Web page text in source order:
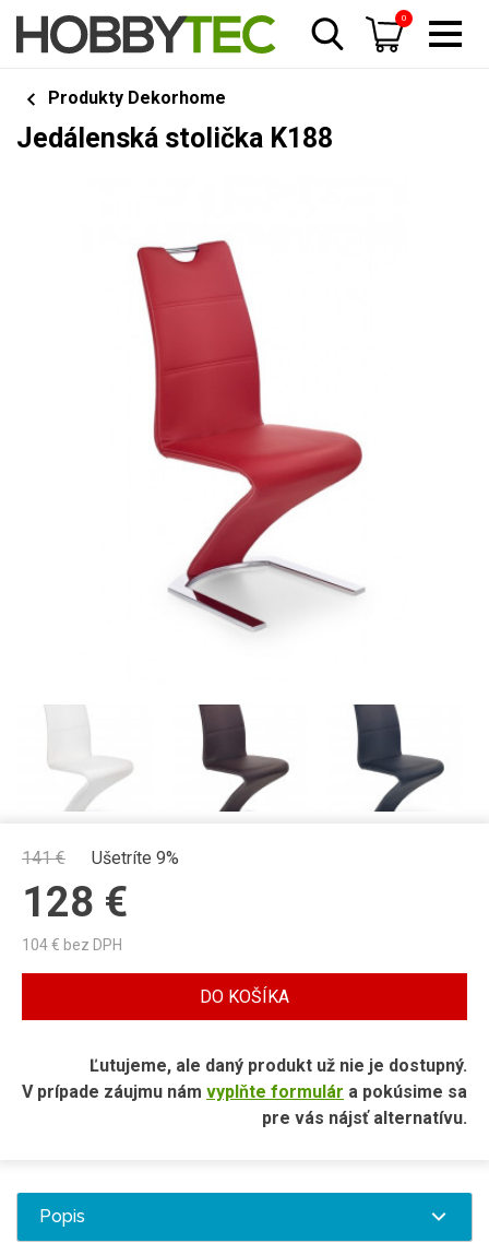
0
Produkty Dekorhome
Jedálenská stolička K188
141€ Ušetríte 9%
128 €
104€ bez DPH
DO KOŠÍKA
Ľutujeme, ale daný produkt už nie je dostupný.
V prípade záujmu nám vyplňte formulár a pokúsime sa
pre vás nájsť alternatívu.
Popis